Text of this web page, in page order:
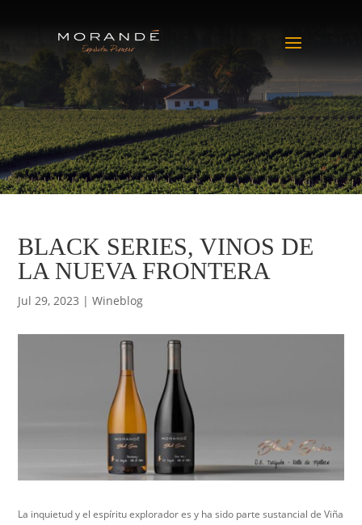
BLACK SERIES, VINOS DE
LA NUEVA FRONTERA
Jul 29, 2023 |Wineblog
La inquietud y el espíritu explorador es y ha sido parte sustancial de Viña